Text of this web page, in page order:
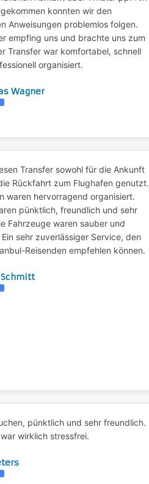
konnten wir den
Anweisungen problemlos folgen.
empfing uns und brachte uns zum
Transfer war komfortabel, schnell
organisiert.
Wagner
Transfer sowohl für die Ankunft
Rückfahrt zum Flughafen genutzt.
waren hervorragend organisiert.
pünktlich, freundlich und sehr
Fahrzeuge waren sauber und
sehr zuverlässiger Service, den
Reisenden empfehlen können.
pünktlich und sehr freundlich.
wirklich stressfrei.